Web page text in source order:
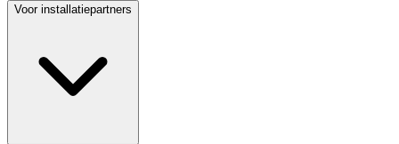
Voor installatiepartners